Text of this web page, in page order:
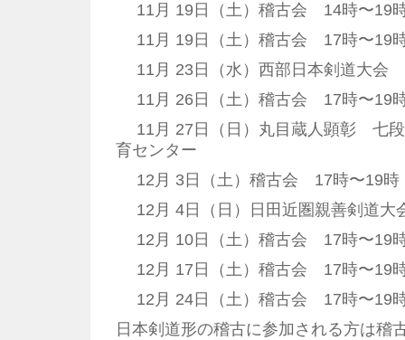
11月 19日（土）稽古会 14時〜19
11月 19日（土）稽古会 17時〜19
11月 23日（水）西部日本剣道大会
11月 26日（土）稽古会 17時〜19
11月 27日（日）丸目蔵人顕彰 七
育センター
12月 3日（土）稽古会 17時〜19時
12月 4日（日）日田近圏親善剣道
12月 10日（土）稽古会 17時〜19
12月 17日（土）稽古会 17時〜19
12月 24日（土）稽古会 17時〜19
日本剣道形の稽古に参加される方は稽